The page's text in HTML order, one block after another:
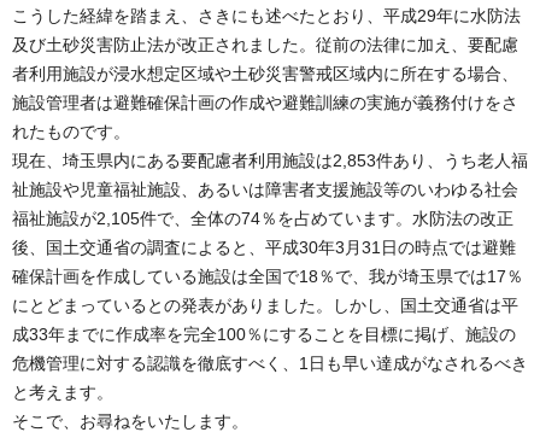
こうした経緯を踏まえ、さきにも述べたとおり、平成29年に水防法
及び土砂災害防止法が改正されました。従前の法律に加え、要配慮
者利用施設が浸水想定区域や土砂災害警戒区域内に所在する場合、
施設管理者は避難確保計画の作成や避難訓練の実施が義務付けをさ
れたものです。
現在、埼玉県内にある要配慮者利用施設は2,853件あり、うち老人福
祉施設や児童福祉施設、あるいは障害者支援施設等のいわゆる社会
福祉施設が2,105件で、全体の74％を占めています。水防法の改正
後、国土交通省の調査によると、平成30年3月31日の時点では避難
確保計画を作成している施設は全国で18％で、我が埼玉県では17％
にとどまっているとの発表がありました。しかし、国土交通省は平
成33年までに作成率を完全100％にすることを目標に掲げ、施設の
危機管理に対する認識を徹底すべく、1日も早い達成がなされるべき
と考えます。
そこで、お尋ねをいたします。